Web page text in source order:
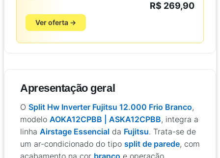
R$ 269,90
Ver oferta →
Apresentação geral
O Split Hw Inverter Fujitsu 12.000 Frio Branco,
modelo AOKA12CPBB | ASKA12CPBB, integra a
linha Airstage Essencial da Fujitsu. Trata-se de
um ar-condicionado do tipo split de parede, com
acabamento na cor branco e operação